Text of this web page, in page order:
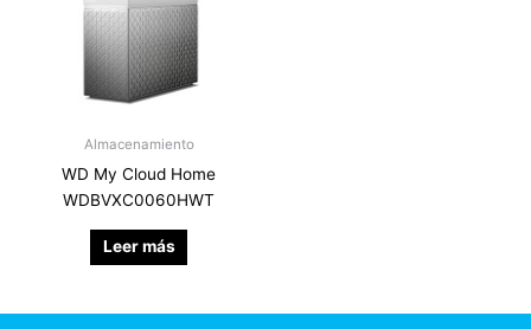
Almacenamiento
WD My Cloud Home
WDBVXC0060HWT
Leer más